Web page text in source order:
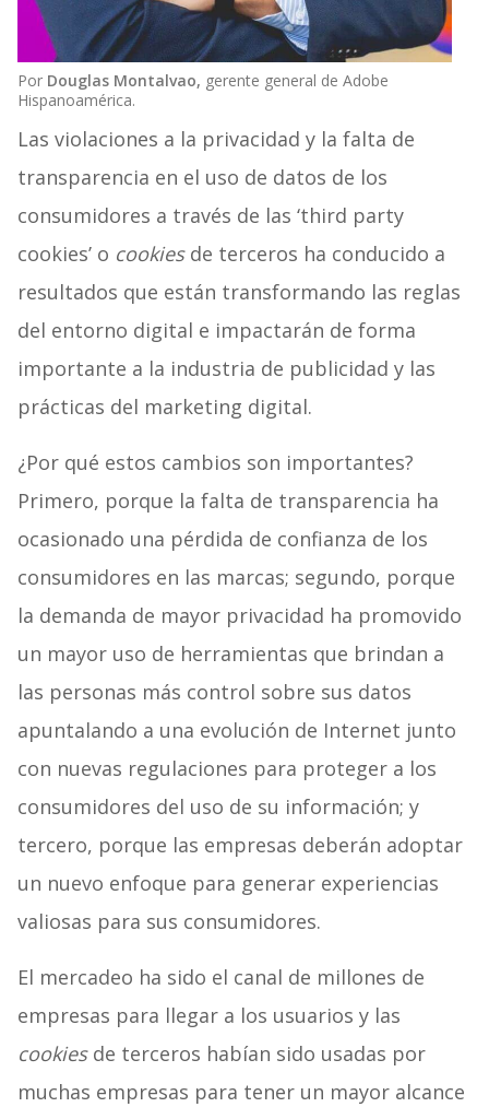
Por Douglas Montalvao, gerente general de Adobe
Hispanoamérica.
Las violaciones a la privacidad y la falta de
transparencia en el uso de datos de los
consumidores a través de las ‘third party
cookies’ o cookiesde terceros ha conducido a
resultados que están transformando las reglas
del entorno digital e impactarán de forma
importante a la industria de publicidad y las
prácticas del marketing digital.
¿Por qué estos cambios son importantes?
Primero, porque la falta de transparencia ha
ocasionado una pérdida de confianza de los
consumidores en las marcas; segundo, porque
la demanda de mayor privacidad ha promovido
un mayor uso de herramientas que brindan a
las personas más control sobre sus datos
apuntalando a una evolución de Internet junto
con nuevas regulaciones para proteger a los
consumidores del uso de su información; y
tercero, porque las empresas deberán adoptar
un nuevo enfoque para generar experiencias
valiosas para sus consumidores.
El mercadeo ha sido el canal de millones de
empresas para llegar a los usuarios y las
cookiesde terceros habían sido usadas por
muchas empresas para tener un mayor alcance